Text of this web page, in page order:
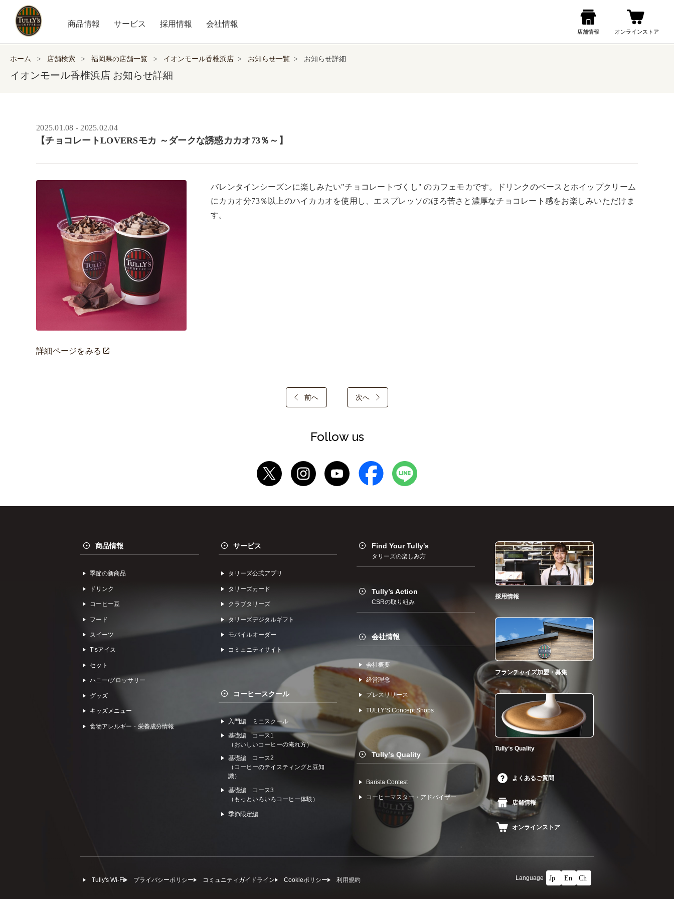
商品情報 サービス 採用情報 会社情報
ホーム > 店舗検索 > 福岡県の店舗一覧 > イオンモール香椎浜店 > お知らせ一覧 > お知らせ詳細
イオンモール香椎浜店 お知らせ詳細
2025.01.08 - 2025.02.04
【チョコレートLOVERSモカ ～ダークな誘惑カカオ73％～】
詳細ページをみる
バレンタインシーズンに楽しみたい"チョコレートづくし" のカフェモカです。ドリンクのベースとホイップクリーム
にカカオ分73％以上のハイカカオを使用し、エスプレッソのほろ苦さと濃厚なチョコレート感をお楽しみいただけま
す。
前へ 次へ
Follow us
商品情報
季節の新商品
ドリンク
コーヒー⾖
フード
スイーツ
Tʼsアイス
セット
ハニー/グロッサリー
グッズ
キッズメニュー
食物アレルギー・栄養成分情報
サービス
タリーズ公式アプリ
タリーズカード
クラブタリーズ
タリーズデジタルギフト
モバイルオーダー
コミュニティサイト
コーヒースクール
入門編 ミニスクール
基礎編 コース1
（おいしいコーヒーの淹れ方）
基礎編 コース2
（コーヒーのテイスティングと豆知
識）
基礎編 コース3
（もっといろいろコーヒー体験）
季節限定編
Find Your Tully's
タリーズの楽しみ方
Tully’s Action
CSRの取り組み
会社情報
会社概要
経営理念
プレスリリース
TULLYʼS Concept Shops
Tullyʼs Quality
Barista Contest
コーヒーマスター・アドバイザー
採用情報
フランチャイズ加盟・募集
Tullyʼs Quality
よくあるご質問
店舗情報
オンラインストア
Tully's Wi-Fi プライバシーポリシー コミュニティガイドライン Cookieポリシー 利⽤規約 Language